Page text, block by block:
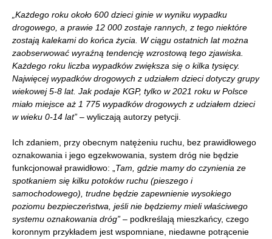
„Każdego roku około 600 dzieci ginie w wyniku wypadku
drogowego, a prawie 12 000 zostaje rannych, z tego niektóre
zostają kalekami do końca życia. W ciągu ostatnich lat można
zaobserwować wyraźną tendencję wzrostową tego zjawiska.
Każdego roku liczba wypadków zwiększa się o kilka tysięcy.
Najwięcej wypadków drogowych z udziałem dzieci dotyczy grupy
wiekowej 5-8 lat. Jak podaje KGP, tylko w 2021 roku w Polsce
miało miejsce aż 1 775 wypadków drogowych z udziałem dzieci
w wieku 0-14 lat” – wyliczają autorzy petycji.
Ich zdaniem, przy obecnym natężeniu ruchu, bez prawidłowego
oznakowania i jego egzekwowania, system dróg nie będzie
funkcjonował prawidłowo: „ Tam, gdzie mamy do czynienia ze
spotkaniem się kilku potoków ruchu (pieszego i
samochodowego), trudne będzie zapewnienie wysokiego
poziomu bezpieczeństwa, jeśli nie będziemy mieli właściwego
systemu oznakowania dróg” – podkreślają mieszkańcy, czego
koronnym przykładem jest wspomniane, niedawne potrącenie